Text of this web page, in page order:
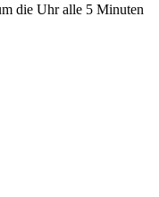
die Uhr alle 5 Minuten